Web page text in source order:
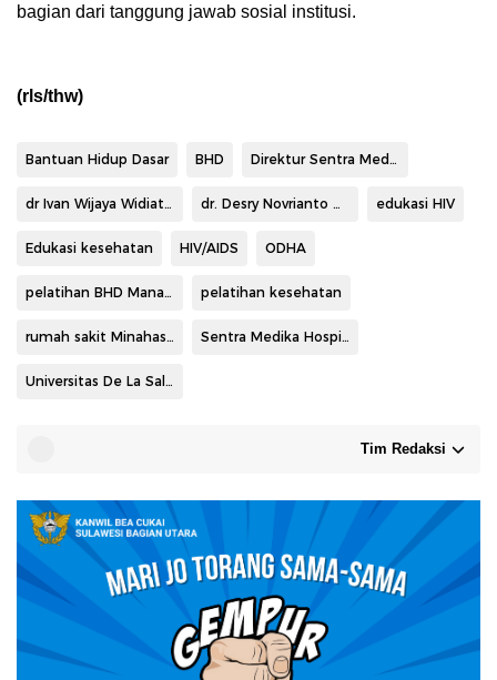
bagian dari tanggung jawab sosial institusi.
(rls/thw)
Bantuan Hidup Dasar BHD Direktur Sentra Medika Hospital Minahasa Utara dr. Ivan Wijaya Widiatomo MARS
dr Ivan Wijaya Widiatomo MARS dr. Desry Novrianto Tumonglo edukasi HIV
Edukasi kesehatan HIV/AIDS ODHA
pelatihan BHD Manado pelatihan kesehatan
rumah sakit Minahasa Utara Sentra Medika Hospital Minahasa Utara
Universitas De La Salle Manado
Tim Redaksi